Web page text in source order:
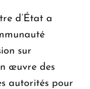
d’État a
sur
œuvre des
autorités pour